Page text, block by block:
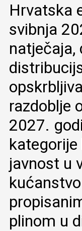
Hrvatska
svibnja
natječaja,
razdoblje
2027.
javnost u
plinom u